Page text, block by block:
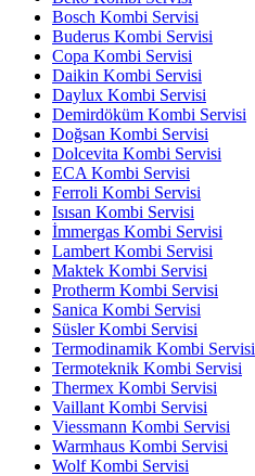
Bosch Kombi Servisi
Buderus Kombi Servisi
Copa Kombi Servisi
Daikin Kombi Servisi
Daylux Kombi Servisi
Demirdöküm Kombi Servisi
Doğsan Kombi Servisi
Dolcevita Kombi Servisi
ECA Kombi Servisi
Ferroli Kombi Servisi
Isısan Kombi Servisi
İmmergas Kombi Servisi
Lambert Kombi Servisi
Maktek Kombi Servisi
Protherm Kombi Servisi
Sanica Kombi Servisi
Süsler Kombi Servisi
Termodinamik Kombi Servisi
Termoteknik Kombi Servisi
Thermex Kombi Servisi
Vaillant Kombi Servisi
Viessmann Kombi Servisi
Warmhaus Kombi Servisi
Wolf Kombi Servisi